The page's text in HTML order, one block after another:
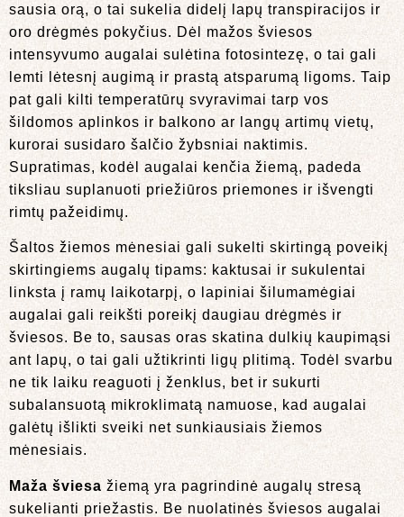
sausia orą, o tai sukelia didelį lapų transpiracijos ir
oro drėgmės pokyčius. Dėl mažos šviesos
intensyvumo augalai sulėtina fotosintezę, o tai gali
lemti lėtesnį augimą ir prastą atsparumą ligoms. Taip
pat gali kilti temperatūrų svyravimai tarp vos
šildomos aplinkos ir balkono ar langų artimų vietų,
kurorai susidaro šalčio žybsniai naktimis.
Supratimas, kodėl augalai kenčia žiemą, padeda
tiksliau suplanuoti priežiūros priemones ir išvengti
rimtų pažeidimų.
Šaltos žiemos mėnesiai gali sukelti skirtingą poveikį
skirtingiems augalų tipams: kaktusai ir sukulentai
linksta į ramų laikotarpį, o lapiniai šilumamėgiai
augalai gali reikšti poreikį daugiau drėgmės ir
šviesos. Be to, sausas oras skatina dulkių kaupimąsi
ant lapų, o tai gali užtikrinti ligų plitimą. Todėl svarbu
ne tik laiku reaguoti į ženklus, bet ir sukurti
subalansuotą mikroklimatą namuose, kad augalai
galėtų išlikti sveiki net sunkiausiais žiemos
mėnesiais.
Maža šviesa žiemą yra pagrindinė augalų stresą
sukelianti priežastis. Be nuolatinės šviesos augalai